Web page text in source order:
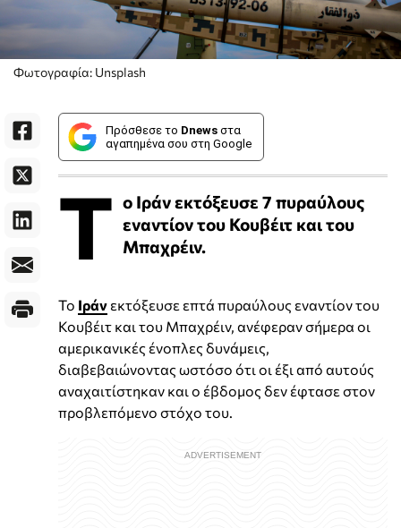
Φωτογραφία: Unsplash
Πρόσθεσε το Dnews στα
αγαπημένα σου στη Google
Τ ο Ιράν εκτόξευσε 7 πυραύλους
εναντίον του Κουβέιτ και του
Μπαχρέιν.
Το Ιράν εκτόξευσε επτά πυραύλους εναντίον του
Κουβέιτ και του Μπαχρέιν, ανέφεραν σήμερα οι
αμερικανικές ένοπλες δυνάμεις,
διαβεβαιώνοντας ωστόσο ότι οι έξι από αυτούς
αναχαιτίστηκαν και ο έβδομος δεν έφτασε στον
προβλεπόμενο στόχο του.